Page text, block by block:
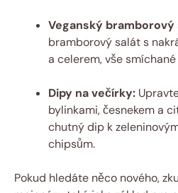
Veganský bramborový
bramborový salát s
a celerem, vše
Dipy na večírky:
bylinkami, česnekem a
chutný dip k
chipsům.
Pokud hledáte něco nového,